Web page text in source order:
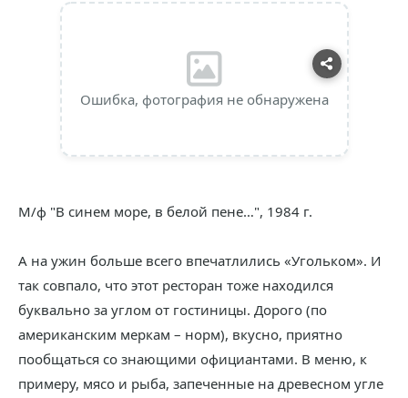
Ошибка, фотография не обнаружена
М/ф "В синем море, в белой пене…", 1984 г.
А на ужин больше всего впечатлились «Угольком». И
так совпало, что этот ресторан тоже находился
буквально за углом от гостиницы. Дорого (по
американским меркам – норм), вкусно, приятно
пообщаться со знающими официантами. В меню, к
примеру, мясо и рыба, запеченные на древесном угле